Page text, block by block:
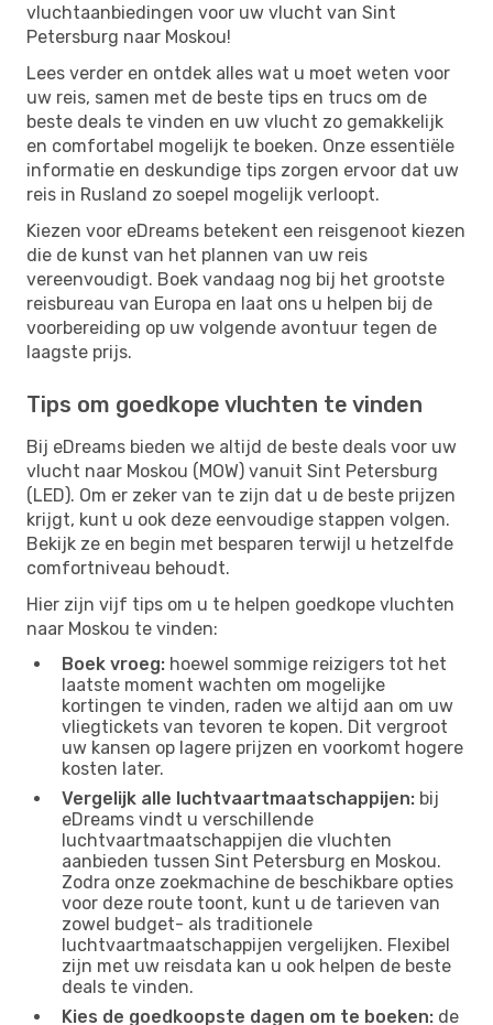
vluchtaanbiedingen voor uw vlucht van Sint
Petersburg naar Moskou!
Lees verder en ontdek alles wat u moet weten voor
uw reis, samen met de beste tips en trucs om de
beste deals te vinden en uw vlucht zo gemakkelijk
en comfortabel mogelijk te boeken. Onze essentiële
informatie en deskundige tips zorgen ervoor dat uw
reis in Rusland zo soepel mogelijk verloopt.
Kiezen voor eDreams betekent een reisgenoot kiezen
die de kunst van het plannen van uw reis
vereenvoudigt. Boek vandaag nog bij het grootste
reisbureau van Europa en laat ons u helpen bij de
voorbereiding op uw volgende avontuur tegen de
laagste prijs.
Tips om goedkope vluchten te vinden
Bij eDreams bieden we altijd de beste deals voor uw
vlucht naar Moskou (MOW) vanuit Sint Petersburg
(LED). Om er zeker van te zijn dat u de beste prijzen
krijgt, kunt u ook deze eenvoudige stappen volgen.
Bekijk ze en begin met besparen terwijl u hetzelfde
comfortniveau behoudt.
Hier zijn vijf tips om u te helpen goedkope vluchten
naar Moskou te vinden:
Boek vroeg: hoewel sommige reizigers tot het
laatste moment wachten om mogelijke
kortingen te vinden, raden we altijd aan om uw
vliegtickets van tevoren te kopen. Dit vergroot
uw kansen op lagere prijzen en voorkomt hogere
kosten later.
Vergelijk alle luchtvaartmaatschappijen: bij
eDreams vindt u verschillende
luchtvaartmaatschappijen die vluchten
aanbieden tussen Sint Petersburg en Moskou.
Zodra onze zoekmachine de beschikbare opties
voor deze route toont, kunt u de tarieven van
zowel budget- als traditionele
luchtvaartmaatschappijen vergelijken. Flexibel
zijn met uw reisdata kan u ook helpen de beste
deals te vinden.
Kies de goedkoopste dagen om te boeken: de